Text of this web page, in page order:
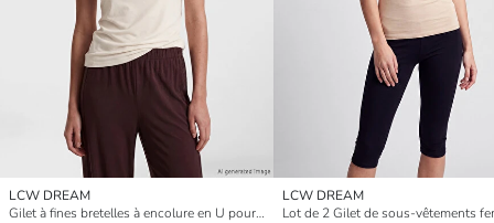
LCW DREAM
Gilet à fines bretelles à encolure en U pour femme
LCW DREAM